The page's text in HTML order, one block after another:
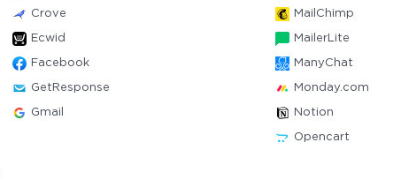
Crove
Ecwid
Facebook
GetResponse
Gmail
MailChimp
MailerLite
ManyChat
Monday.com
Notion
Opencart